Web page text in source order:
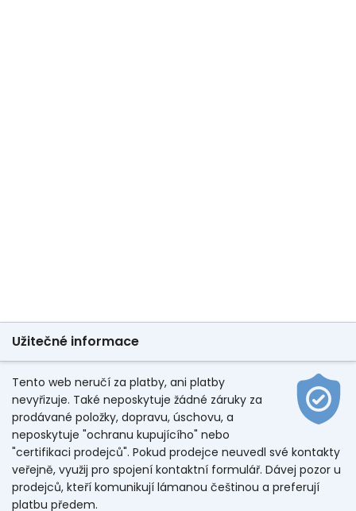
Užitečné informace
Tento web neručí za platby, ani platby
nevyřizuje. Také neposkytuje žádné záruky za
prodávané položky, dopravu, úschovu, a
neposkytuje "ochranu kupujícího" nebo
"certifikaci prodejců". Pokud prodejce neuvedl své kontakty
veřejně, využij pro spojení kontaktní formulář. Dávej pozor u
prodejců, kteří komunikují lámanou češtinou a preferují
platbu předem.